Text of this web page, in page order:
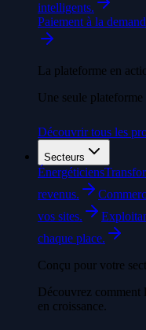
intelligents.
Paiement à la
La plateforme en
Une seule
Découvrir tous les
Secteurs
Énergéticiens
revenus.
vos sites.
chaque place.
Conçu pour votre
Découvrez comment
en croissance.